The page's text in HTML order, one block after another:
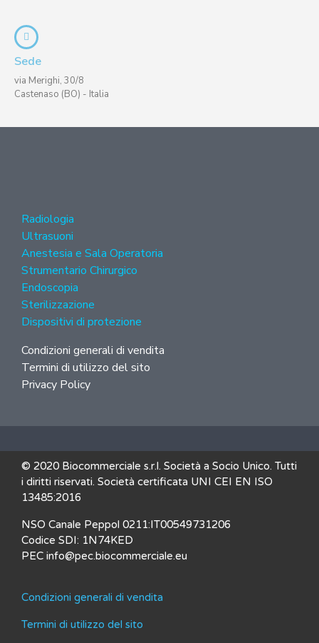
Sede
via Merighi, 30/8
Castenaso (BO) - Italia
Radiologia
Ultrasuoni
Anestesia e Sala Operatoria
Strumentario Chirurgico
Endoscopia
Sterilizzazione
Dispositivi di protezione
Condizioni generali di vendita
Termini di utilizzo del sito
Privacy Policy
© 2020 Biocommerciale s.r.l. Società a Socio Unico. Tutti
i diritti riservati. Società certificata UNI CEI EN ISO
13485:2016
NSO Canale Peppol 0211:IT00549731206
Codice SDI: 1N74KED
PEC info@pec.biocommerciale.eu
Condizioni generali di vendita
Termini di utilizzo del sito